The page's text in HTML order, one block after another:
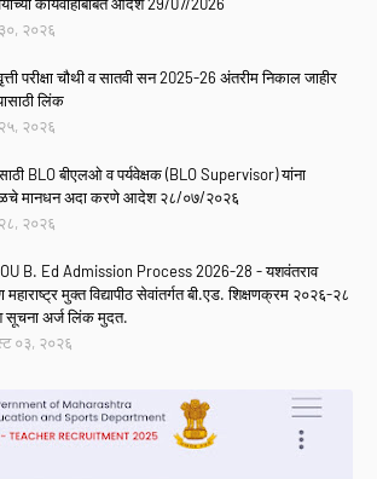
२०२६
परीक्षा चौथी व सातवी सन 2025-26 अंतरीम निकाल जाहीर
लिंक
२०२६
BLO बीएलओ व पर्यवेक्षक (BLO Supervisor) यांना
मानधन अदा करणे आदेश २८/०७/२०२६
२०२६
B. Ed Admission Process 2026-28 - यशवंतराव
महाराष्ट्र मुक्त विद्यापीठ सेवांतर्गत बी.एड. शिक्षणक्रम २०२६-२८
सूचना अर्ज लिंक मुदत.
०३, २०२६